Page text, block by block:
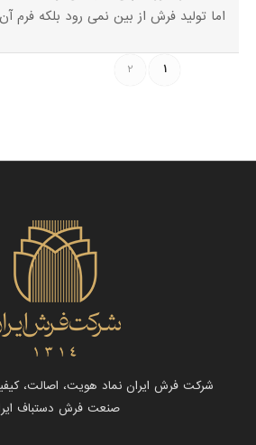
اما تولید فرش از بین نمی رود بلکه
1
2
شرکت فرش ایران نماد هویت، اصالت،
صنعت فرش دستباف